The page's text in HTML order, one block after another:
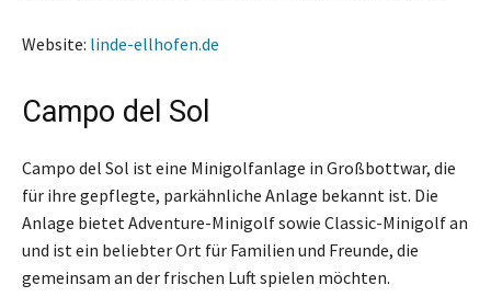
Website: linde-ellhofen.de
Campo del Sol
Campo del Sol ist eine Minigolfanlage in Großbottwar, die
für ihre gepflegte, parkähnliche Anlage bekannt ist. Die
Anlage bietet Adventure-Minigolf sowie Classic-Minigolf an
und ist ein beliebter Ort für Familien und Freunde, die
gemeinsam an der frischen Luft spielen möchten.